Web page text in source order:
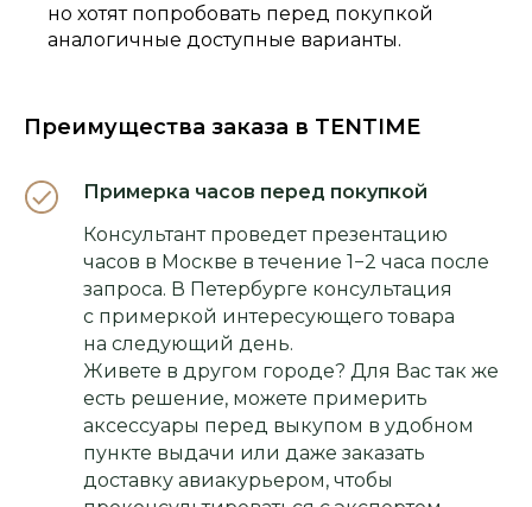
но хотят попробовать перед покупкой
аналогичные доступные варианты.
Преимущества заказа в TENTIME
Примерка часов перед покупкой
Консультант проведет презентацию
часов в Москве в течение 1−2 часа после
запроса. В Петербурге консультация
с примеркой интересующего товара
на следующий день.
Живете в другом городе? Для Вас так же
есть решение, можете примерить
аксессуары перед выкупом в удобном
пункте выдачи или даже заказать
доставку авиакурьером, чтобы